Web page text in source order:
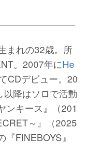
まれの32歳。所
。2007年にHe
CDデビュー。20
降はソロで活動
ンキース』（201
～』（2025
FINEBOYS』